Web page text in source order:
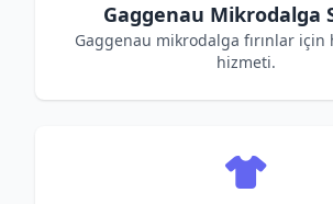
Gaggenau Mikrodalga
Gaggenau mikrodalga fırınlar için
hizmeti.